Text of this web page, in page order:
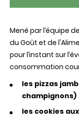
Mené par l’équipe
du Goût et de
pour l’instant sur
consommation
les pizzas
champignons)
les cookies